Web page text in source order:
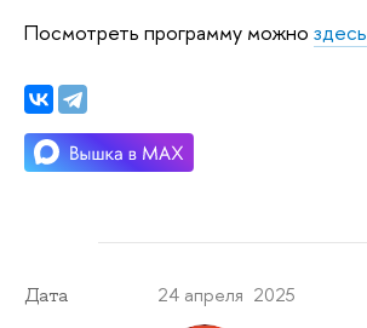
Посмотреть программу можно здесь
Дата 24 апреля 2025